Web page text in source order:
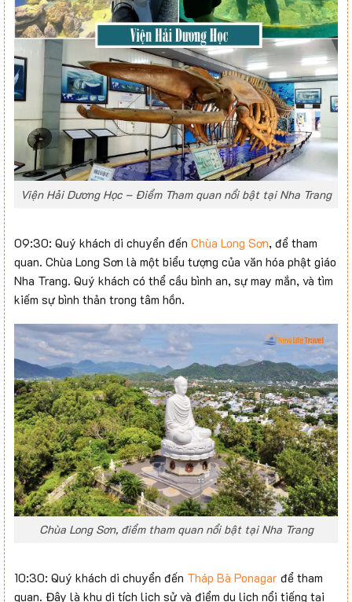
Viện Hải Dương Học – Điểm Tham quan nổi bật tại Nha Trang
09:30: Quý khách di chuyển đến Chùa Long Sơn, để tham
quan. Chùa Long Sơn là một biểu tượng của văn hóa phật giáo
Nha Trang. Quý khách có thể cầu bình an, sự may mắn, và tìm
kiếm sự bình thản trong tâm hồn.
Chùa Long Sơn, điểm tham quan nổi bật tại Nha Trang
10:30: Quý khách di chuyển đến Tháp Bà Ponagar để tham
quan. Đây là khu di tích lịch sử và điểm du lịch nổi tiếng tại